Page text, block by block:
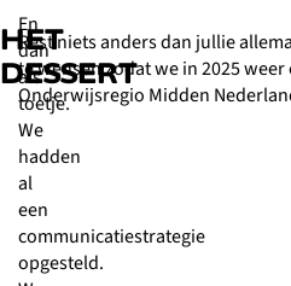
HET
DESSERT
En
dan
als
toetje.
We
hadden
al
een
communicatiestrategie
opgesteld.
Rest niets anders dan jullie
te wensen zodat we in 2025
Onderwijsregio Midden